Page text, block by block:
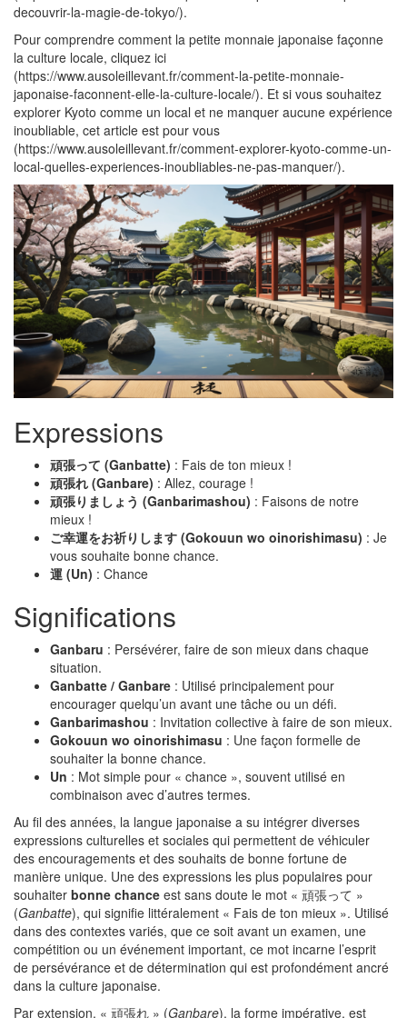
decouvrir-la-magie-de-tokyo/).
Pour comprendre comment la petite monnaie japonaise façonne
la culture locale, cliquez ici
(https://www.ausoleillevant.fr/comment-la-petite-monnaie-
japonaise-faconnent-elle-la-culture-locale/). Et si vous souhaitez
explorer Kyoto comme un local et ne manquer aucune expérience
inoubliable, cet article est pour vous
(https://www.ausoleillevant.fr/comment-explorer-kyoto-comme-un-
local-quelles-experiences-inoubliables-ne-pas-manquer/).
Expressions
頑張って (Ganbatte) : Fais de ton mieux !
頑張れ (Ganbare) : Allez, courage !
頑張りましょう (Ganbarimashou) : Faisons de notre
mieux !
ご幸運をお祈りします (Gokouun wo oinorishimasu) : Je
vous souhaite bonne chance.
運 (Un) : Chance
Significations
Ganbaru : Persévérer, faire de son mieux dans chaque
situation.
Ganbatte / Ganbare : Utilisé principalement pour
encourager quelqu’un avant une tâche ou un défi.
Ganbarimashou : Invitation collective à faire de son mieux.
Gokouun wo oinorishimasu : Une façon formelle de
souhaiter la bonne chance.
Un : Mot simple pour « chance », souvent utilisé en
combinaison avec d’autres termes.
Au fil des années, la langue japonaise a su intégrer diverses
expressions culturelles et sociales qui permettent de véhiculer
des encouragements et des souhaits de bonne fortune de
manière unique. Une des expressions les plus populaires pour
souhaiter bonne chance est sans doute le mot « 頑張って »
(Ganbatte), qui signifie littéralement « Fais de ton mieux ». Utilisé
dans des contextes variés, que ce soit avant un examen, une
compétition ou un événement important, ce mot incarne l’esprit
de persévérance et de détermination qui est profondément ancré
dans la culture japonaise.
Par extension, « 頑張れ » (Ganbare), la forme impérative, est